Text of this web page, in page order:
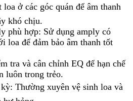
ở các góc quán để âm thanh
khó chịu.
phù hợp: Sử dụng amply có
loa để đảm bảo âm thanh tốt
tra và cân chỉnh EQ để hạn chế
luôn trong trẻo.
Thường xuyên vệ sinh loa và